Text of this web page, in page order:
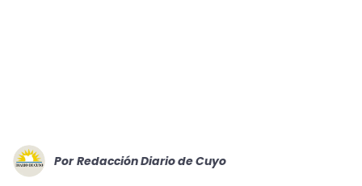
Por Redacción Diario de Cuyo